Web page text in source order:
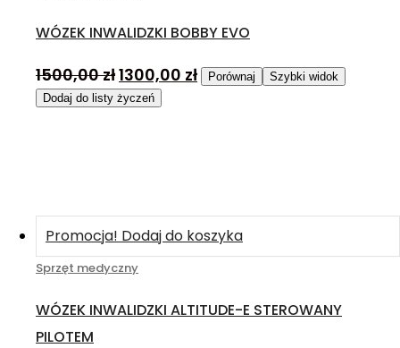
WÓZEK INWALIDZKI BOBBY EVO
1500,00zł1300,00 zł Porównaj
Szybki widok
Dodaj do listy życzeń
Promocja! Dodaj do koszyka
Sprzęt medyczny
WÓZEK INWALIDZKI ALTITUDE-E STEROWANY
PILOTEM